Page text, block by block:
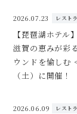
2026.07.23 レスト
【琵琶湖ホテル
滋賀の恵みが彩
ウンドを愉し
（土）に開催！
2026.06.09 レスト